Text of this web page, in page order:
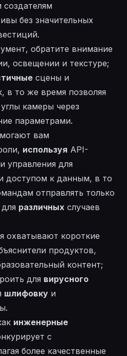
создателям
без значительных
обратите внимание
освещении и текстуре;
сцены и
в то же время позволяя
камеры через
параметрами.
вам
используя API-
управления для
доступом к данным, в то
отправлять только
различных случаев
охватывают короткие
продуктов,
контент;
для вирусного
шлифовку и
инженерные
с
более качественные